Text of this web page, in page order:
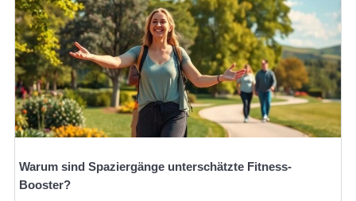
Warum sind Spaziergänge unterschätzte Fitness-
Booster?